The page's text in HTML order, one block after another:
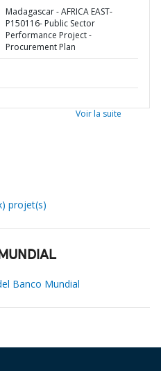
Madagascar - AFRICA EAST-
P150116- Public Sector
Performance Project -
Procurement Plan
Voir la suite
projet(s)
Banco Mundial